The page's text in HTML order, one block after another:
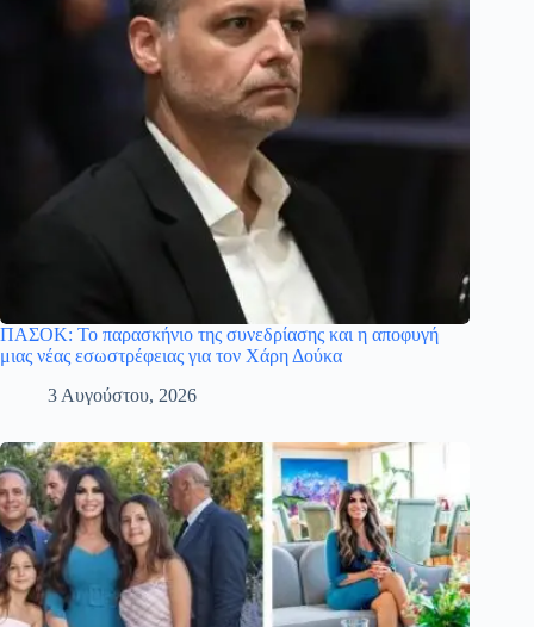
ΠΑΣΟΚ: Το παρασκήνιο της συνεδρίασης και η αποφυγή
μιας νέας εσωστρέφειας για τον Χάρη Δούκα
3 Αυγούστου, 2026